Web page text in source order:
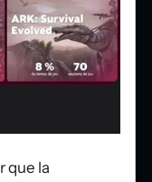
que la